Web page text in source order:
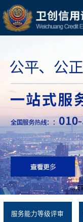
服务能力等级评审